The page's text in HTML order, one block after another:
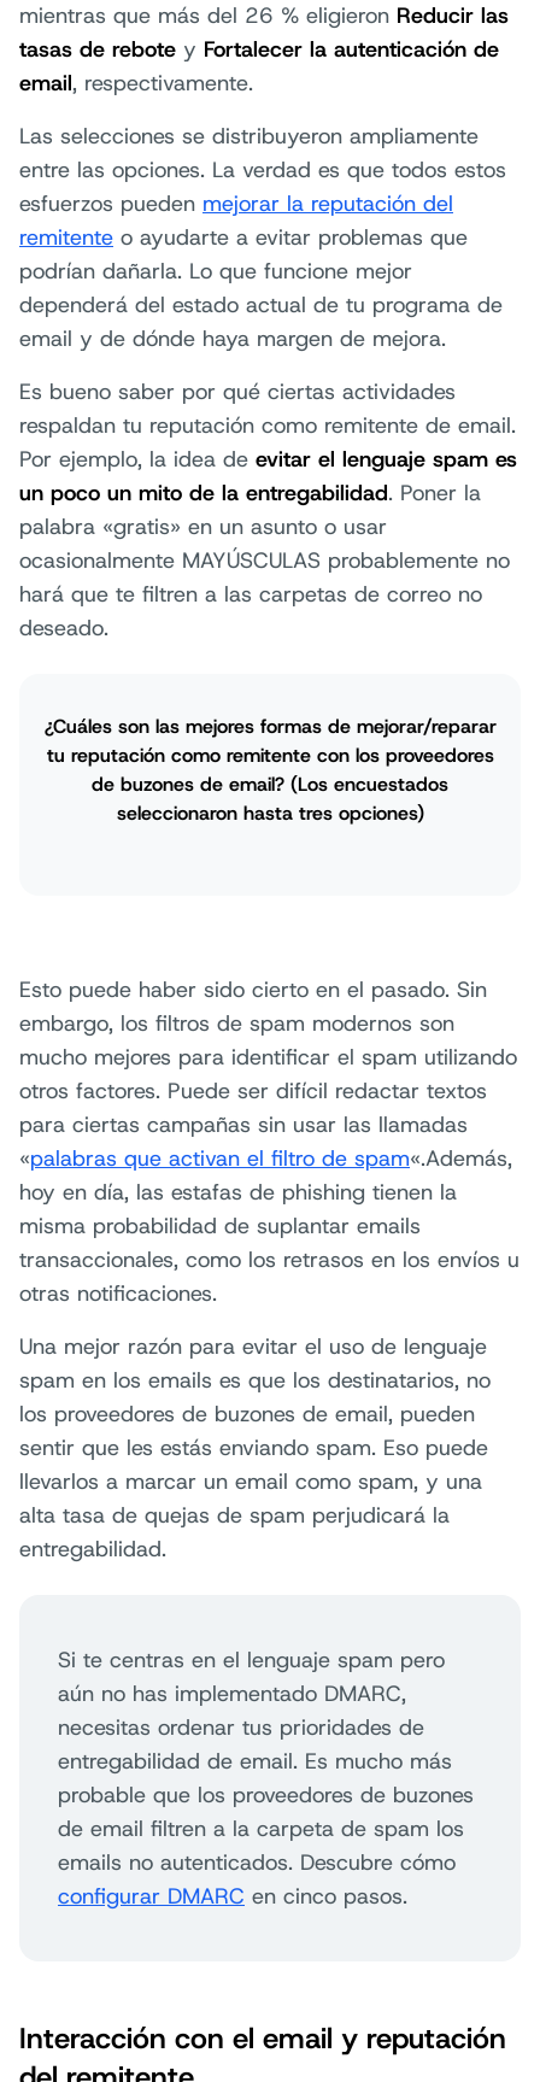
¿Cuáles son las mejores formas de mejorar/reparar
tu reputación como remitente con los proveedores
de buzones de email? (Los encuestados
seleccionaron hasta tres opciones)
mientras que más del 26 % eligieron Reducir las
tasas de rebote y Fortalecer la autenticación de
email, respectivamente.
Las selecciones se distribuyeron ampliamente
entre las opciones. La verdad es que todos estos
esfuerzos pueden mejorar la reputación del
remitente o ayudarte a evitar problemas que
podrían dañarla. Lo que funcione mejor
dependerá del estado actual de tu programa de
email y de dónde haya margen de mejora.
Es bueno saber por qué ciertas actividades
respaldan tu reputación como remitente de email.
Por ejemplo, la idea de evitar el lenguaje spam es
un poco un mito de la entregabilidad. Poner la
palabra «gratis» en un asunto o usar
ocasionalmente MAYÚSCULAS probablemente no
hará que te filtren a las carpetas de correo no
deseado.
Si te centras en el lenguaje spam pero
aún no has implementado DMARC,
necesitas ordenar tus prioridades de
entregabilidad de email. Es mucho más
probable que los proveedores de buzones
de email filtren a la carpeta de spam los
emails no autenticados. Descubre cómo
configurar DMARC en cinco pasos.
Esto puede haber sido cierto en el pasado. Sin
embargo, los filtros de spam modernos son
mucho mejores para identificar el spam utilizando
otros factores. Puede ser difícil redactar textos
para ciertas campañas sin usar las llamadas
«palabras que activan el filtro de spam«.Además,
hoy en día, las estafas de phishing tienen la
misma probabilidad de suplantar emails
transaccionales, como los retrasos en los envíos u
otras notificaciones.
Una mejor razón para evitar el uso de lenguaje
spam en los emails es que los destinatarios, no
los proveedores de buzones de email, pueden
sentir que les estás enviando spam. Eso puede
llevarlos a marcar un email como spam, y una
alta tasa de quejas de spam perjudicará la
entregabilidad.
Interacción con el email y reputación